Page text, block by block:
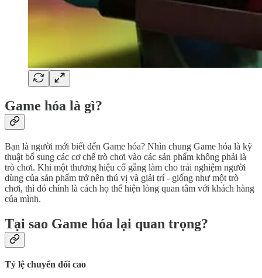
Game hóa là gì?
Bạn là người mới biết đến Game hóa? Nhìn chung Game hóa là kỹ
thuật bổ sung các cơ chế trò chơi vào các sản phẩm không phải là
trò chơi. Khi một thương hiệu cố gắng làm cho trải nghiệm người
dùng của sản phẩm trở nên thú vị và giải trí - giống như một trò
chơi, thì đó chính là cách họ thể hiện lòng quan tâm với khách hàng
của mình.
Tại sao Game hóa lại quan trọng?
Tỷ lệ chuyển đổi cao